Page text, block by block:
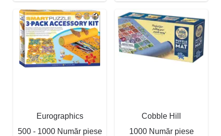
Eurographics
500 - 1000 Număr piese
Cobble Hill
1000 Număr piese